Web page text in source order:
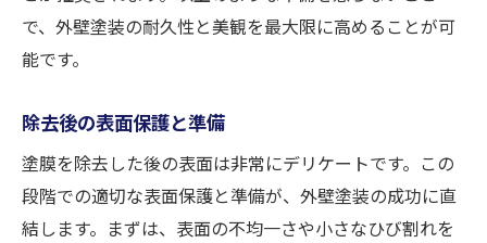
で、外壁塗装の耐久性と美観を最大限に高めることが可
能です。
除去後の表面保護と準備
塗膜を除去した後の表面は非常にデリケートです。この
段階での適切な表面保護と準備が、外壁塗装の成功に直
結します。まずは、表面の不均一さや小さなひび割れを